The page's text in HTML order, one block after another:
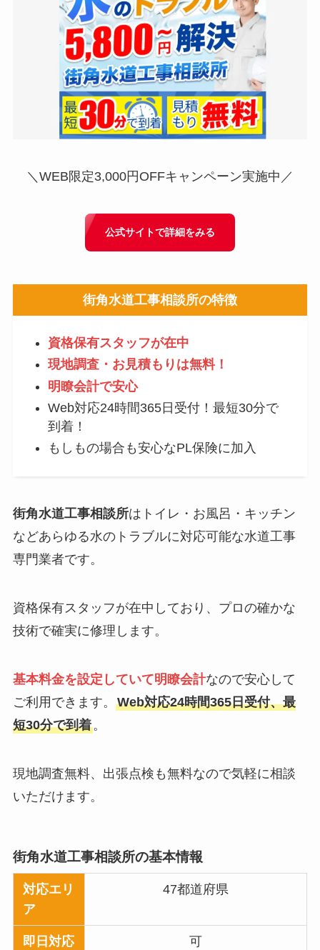
＼WEB限定3,000円OFFキャンペーン実施中／
公式サイトで詳細をみる
街角水道工事相談所の特徴
資格保有スタッフが在中
現地調査・お見積もりは無料！
明瞭会計で安心
Web対応24時間365日受付！最短30分で
到着！
もしもの場合も安心なPL保険に加入
街角水道工事相談所はトイレ・お風呂・キッチン
などあらゆる水のトラブルに対応可能な水道工事
専門業者です。
資格保有スタッフが在中しており、プロの確かな
技術で確実に修理します。
基本料金を設定していて明瞭会計なので安心して
ご利用できます。 Web対応24時間365日受付、最
短30分で到着。
現地調査無料、出張点検も無料なので気軽に相談
いただけます。
街角水道工事相談所の基本情報
対応エリ
ア
47都道府県
即日対応 可